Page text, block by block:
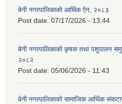
बेनी नगरपालिकाको आर्थिक ऐन, २०८३
Post date: 07/17/2026 - 13:44
बेनी नगरपालिकाको कृषक तथा पशुपालन
२०८२
Post date: 05/06/2026 - 11:43
बेनी नगरपालिकाको सामाजिक आर्थिक